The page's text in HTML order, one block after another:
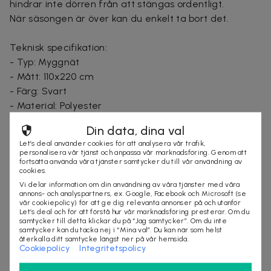
hindrar inte dörren från att stängas ordentligt.
När säsongen är över kan du enkelt ta bort det.
Teknisk specifikation:
- Typ: Myggnät
- Mått: 110x220 cm
- Färg: Svart
- Material: Polyester
Innehåll:
- Myggnät
- Pinnar i furu för montering
Säljes av
SuperDeals Sweden AB
Organisationsnummer:559185-1901
Din data, dina val
Let’s deal använder cookies för att analysera vår trafik,
personalisera vår tjänst och anpassa vår marknadsföring. Genom att
fortsätta använda våra tjänster samtycker du till vår användning av
cookies.
Vi delar information om din användning av våra tjänster med våra
annons- och analyspartners, ex. Google, Facebook och Microsoft (se
vår cookiepolicy) för att ge dig relevanta annonser på och utanför
Let’s deal och för att förstå hur vår marknadsföring presterar. Om du
samtycker till detta klickar du på “Jag samtycker”. Om du inte
samtycker kan du tacka nej i “Mina val”. Du kan när som helst
återkalla ditt samtycke längst ner på vår hemsida.
Cookiepolicy Integritetspolicy